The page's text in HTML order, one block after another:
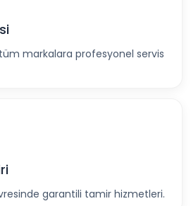
markalara profesyonel servis
garantili tamir hizmetleri.